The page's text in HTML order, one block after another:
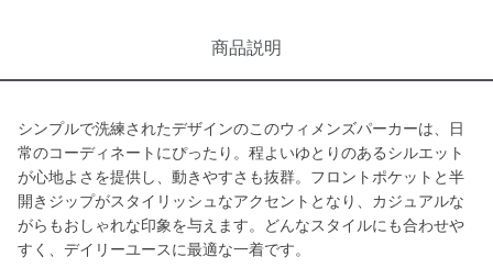
商品説明
シンプルで洗練されたデザインのこのウィメンズパーカーは、日
常のコーディネートにぴったり。程よいゆとりのあるシルエット
が心地よさを提供し、動きやすさも抜群。フロントポケットと半
開きジップがスタイリッシュなアクセントとなり、カジュアルな
がらもおしゃれな印象を与えます。どんなスタイルにも合わせや
すく、デイリーユースに最適な一着です。